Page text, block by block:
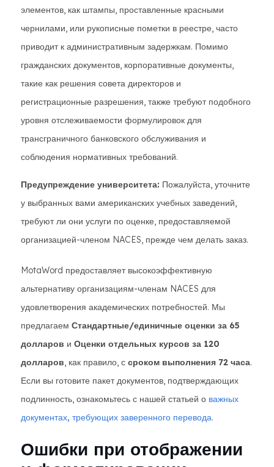
элементов, как штампы, проставленные красными
чернилами, или рукописные пометки в реестре, часто
приводит к административным задержкам. Помимо
гражданских документов, корпоративные документы,
такие как решения совета директоров и
регистрационные разрешения, также требуют подобного
уровня отслеживаемости формулировок для
трансграничного банковского обслуживания и
соблюдения нормативных требований.
Предупреждение университета: Пожалуйста, уточните
у выбранных вами американских учебных заведений,
требуют ли они услуги по оценке, предоставляемой
организацией-членом NACES, прежде чем делать заказ.
MotaWord предоставляет высокоэффективную
альтернативу организациям-членам NACES для
удовлетворения академических потребностей. Мы
предлагаем Стандартные/единичные оценки за 65
долларов и Оценки отдельных курсов за 120
долларов, как правило, с сроком выполнения 72 часа.
Если вы готовите пакет документов, подтверждающих
подлинность, ознакомьтесь с нашей статьей о важных
документах, требующих заверенного перевода.
Ошибки при отображении